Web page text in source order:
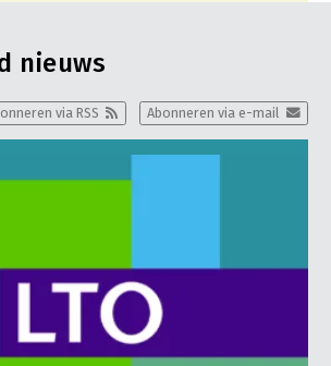
nieuws
Abonneren via e-mail
via RSS